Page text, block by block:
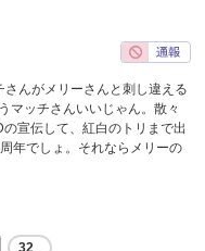
んがメリーさんと刺し違える
マッチさんいいじゃん。散々
宣伝して、紅白のトリまで出
年でしょ。それならメリーの
32